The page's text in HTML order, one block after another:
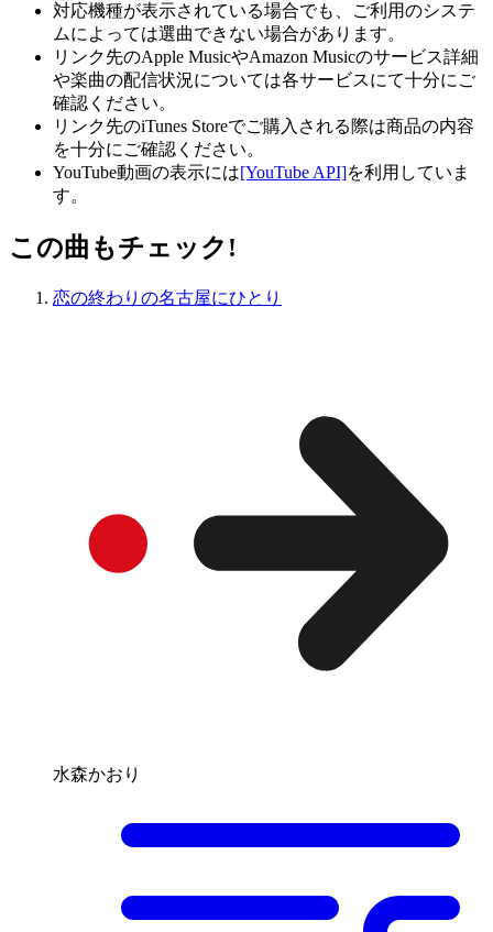
対応機種が表示されている場合でも、ご利用のシステ
ムによっては選曲できない場合があります。
リンク先のApple MusicやAmazon Musicのサービス詳細
や楽曲の配信状況については各サービスにて十分にご
確認ください。
リンク先のiTunes Storeでご購入される際は商品の内容
を十分にご確認ください。
YouTube動画の表示には[YouTube API]を利用していま
す。
この曲もチェック!
恋の終わりの名古屋にひとり
水森かおり